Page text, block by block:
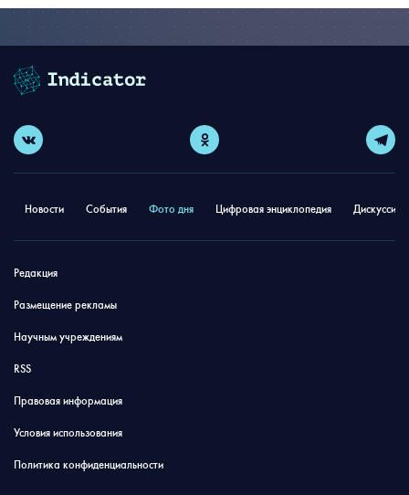
Новости События Фото дня Цифровая энциклопедия
Редакция
Размещение рекламы
Научным учреждениям
RSS
Правовая информация
Условия использования
Политика конфиденциальности